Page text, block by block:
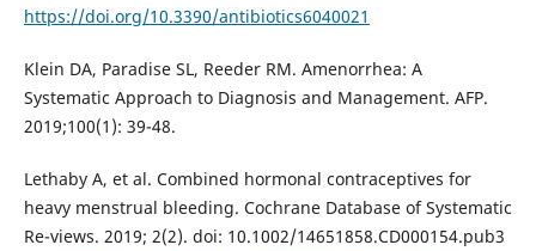
https://doi.org/10.3390/antibiotics6040021
Klein DA, Paradise SL, Reeder RM. Amenorrhea: A
Systematic Approach to Diagnosis and Management. AFP.
2019;100(1): 39-48.
Lethaby A, et al. Combined hormonal contraceptives for
heavy menstrual bleeding. Cochrane Database of Systematic
Re-views. 2019; 2(2). doi: 10.1002/14651858.CD000154.pub3